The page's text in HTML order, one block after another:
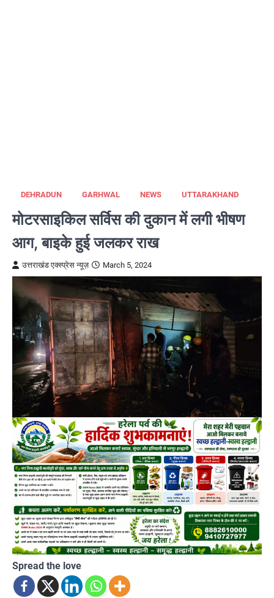
DEHRADUN GARHWAL NEWS UTTARAKHAND
मोटरसाइकिल सर्विस की दुकान में लगी भीषण
आग, बाइके हुई जलकर राख
उत्तराखंड एक्स्प्रेस न्यूज़ March 5, 2024
Spread the love